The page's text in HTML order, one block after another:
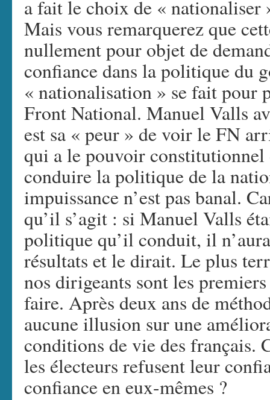
a fait le choix de « nationaliser
Mais vous remarquerez que
nullement pour objet de
confiance dans la politique du
« nationalisation » se fait pour
Front National. Manuel Valls
est sa « peur » de voir le FN
qui a le pouvoir constitutionnel
conduire la politique de la
impuissance n’est pas banal.
qu’il s’agit : si Manuel Valls
politique qu’il conduit, il
résultats et le dirait. Le plus
nos dirigeants sont les
faire. Après deux ans de
aucune illusion sur une
conditions de vie des français.
les électeurs refusent leur
confiance en eux-mêmes ?